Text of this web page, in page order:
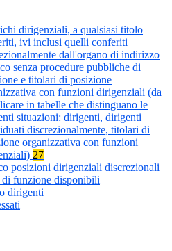
dirigenziali, a qualsiasi titolo
ivi inclusi quelli conferiti
dall'organo di indirizzo
senza procedure pubbliche di
e titolari di posizione
con funzioni dirigenziali (da
in tabelle che distinguano le
situazioni: dirigenti, dirigenti
discrezionalmente, titolari di
organizzativa con funzioni
27
posizioni dirigenziali discrezionali
di funzione disponibili
dirigenti